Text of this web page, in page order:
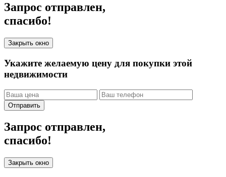
Запрос отправлен,
спасибо!
Закрыть окно
Укажите желаемую цену для покупки этой
недвижимости
Отправить
Запрос отправлен,
спасибо!
Закрыть окно